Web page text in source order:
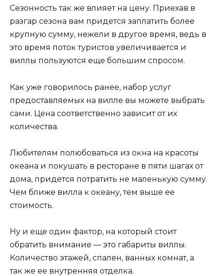
Сезонность так же влияет на цену. Приехав в
разгар сезона вам придется заплатить более
крупную сумму, нежели в другое время, ведь в
это время поток туристов увеличивается и
виллы пользуются еще большим спросом.
Как уже говорилось ранее, набор услуг
предоставляемых на вилле вы можете выбрать
сами. Цена соответственно зависит от их
количества.
Любителям полюбоваться из окна на красоты
океана и покушать в ресторане в пяти шагах от
дома, придется потратить не маленькую сумму.
Чем ближе вилла к океану, тем выше ее
стоимость.
Ну и еще один фактор, на который стоит
обратить внимание — это габариты виллы.
Количество этажей, спален, ванных комнат, а
так же ее внутренняя отделка.